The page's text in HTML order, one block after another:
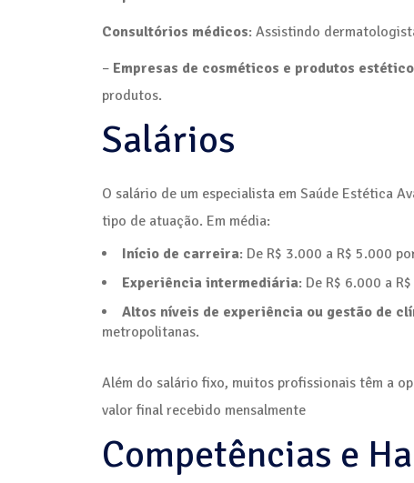
Consultórios médicos: Assistindo
– Empresas de cosméticos e produtos
produtos.
Salários
O salário de um especialista em Saúde Estética
tipo de atuação. Em média:
Início de carreira: De R$ 3.000 a R$ 5.000
Experiência intermediária: De R$ 6.000 a
Altos níveis de experiência ou gestão de
metropolitanas.
Além do salário fixo, muitos profissionais têm a
valor final recebido mensalmente
Competências e